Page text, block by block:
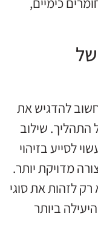
להדגיש את
שילוב
לסייע בזיהוי
מדויקת יותר.
לזהות את סוגי
ביותר